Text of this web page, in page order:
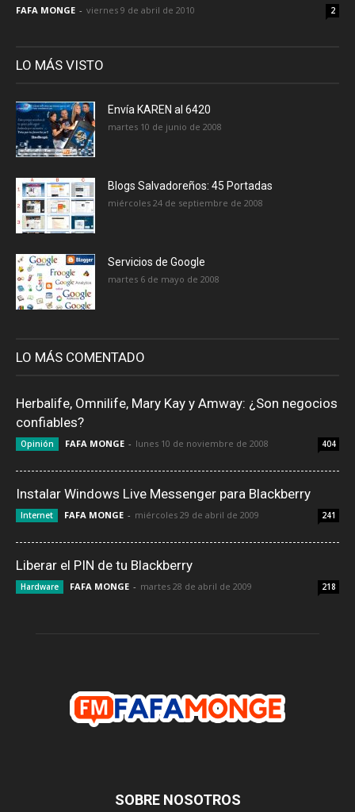
FAFA MONGE - viernes 9 de abril de 2010 2
LO MÁS VISTO
Envía KAREN al 6420
martes 10 de junio de 2008
Blogs Salvadoreños: 45 Portadas
miércoles 24 de septiembre de 2008
Servicios de Google
martes 6 de mayo de 2008
LO MÁS COMENTADO
Herbalife, Omnilife, Mary Kay y Amway: ¿Son negocios
confiables?
Opinión FAFA MONGE - lunes 10 de noviembre de 2008 404
Instalar Windows Live Messenger para Blackberry
Internet FAFA MONGE - miércoles 29 de abril de 2009 241
Liberar el PIN de tu Blackberry
Hardware FAFA MONGE - martes 28 de abril de 2009 218
SOBRE NOSOTROS